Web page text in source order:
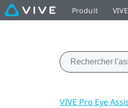
Produit
VIVE Pro Eye